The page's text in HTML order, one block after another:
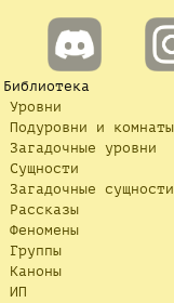
База
≡ Вики
Библиотека
Уровни
Подуровни и комнаты
Загадочные уровни
Сущности
Загадочные сущности
Рассказы
Феномены
Группы
Каноны
ИП
Начало